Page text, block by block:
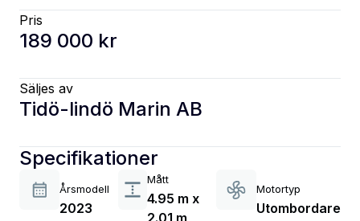
Pris
189 000 kr
Säljes av
Tidö-lindö Marin AB
Specifikationer
Årsmodell
2023
Mått
4.95 m x
2.01 m
Motortyp
Utombordare